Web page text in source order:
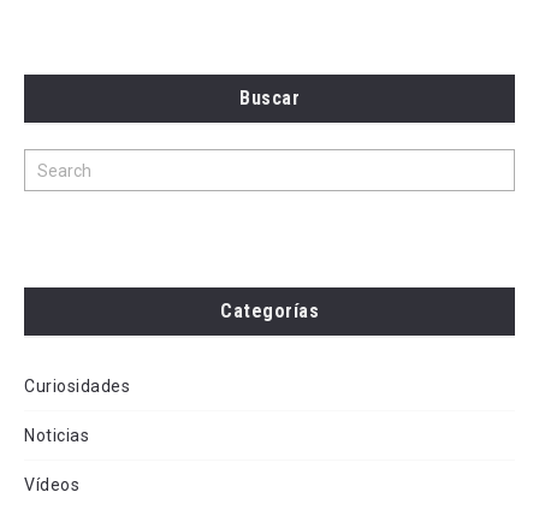
Buscar
Categorías
Curiosidades
Noticias
Vídeos